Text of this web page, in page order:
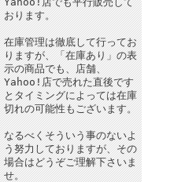
おります。
在庫管理は徹底して行ってお
りますが、「在庫あり」の表
示の商品でも、店舗、
Yahoo!店で売れた直後です
とタイミングによっては在庫
切れの可能性もございます。
なるべくそういう事のないよ
う努力しておりますが、その
場合はどうぞご理解下さいま
せ。